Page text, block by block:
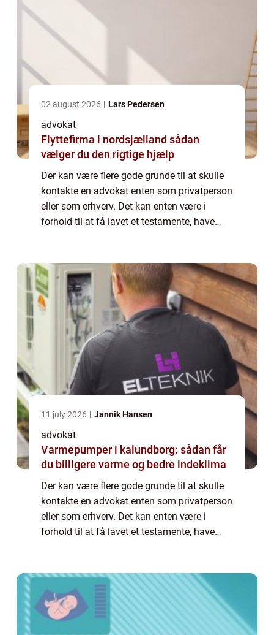
02 august 2026 Lars Pedersen
advokat
Flyttefirma i nordsjælland sådan
vælger du den rigtige hjælp
Der kan være flere gode grunde til at skulle
kontakte en advokat enten som privatperson
eller som erhverv. Det kan enten være i
forhold til at få lavet et testamente, have
11 july 2026 Jannik Hansen
advokat
Varmepumper i kalundborg: sådan får
du billigere varme og bedre indeklima
Der kan være flere gode grunde til at skulle
kontakte en advokat enten som privatperson
eller som erhverv. Det kan enten være i
forhold til at få lavet et testamente, have